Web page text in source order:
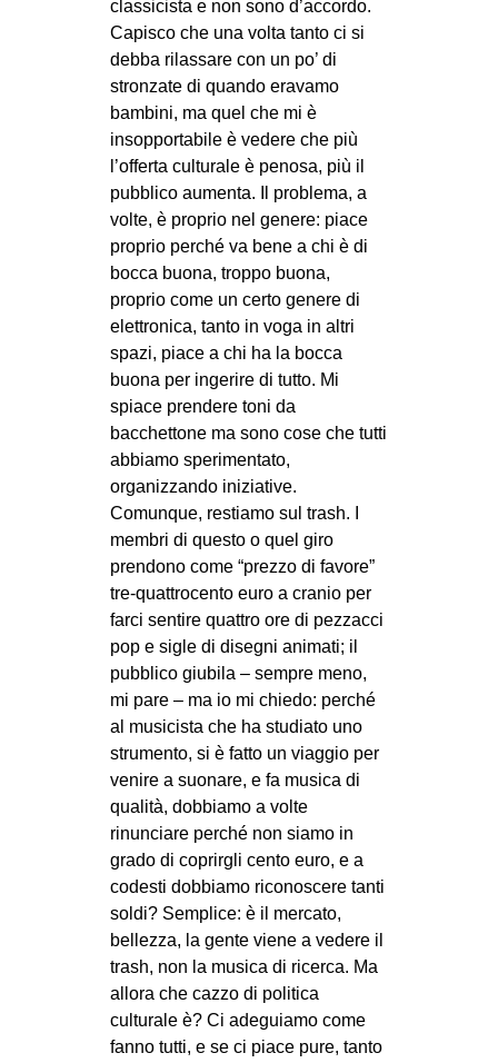
classicista e non sono d’accordo.
Capisco che una volta tanto ci si
debba rilassare con un po’ di
stronzate di quando eravamo
bambini, ma quel che mi è
insopportabile è vedere che più
l’offerta culturale è penosa, più il
pubblico aumenta. Il problema, a
volte, è proprio nel genere: piace
proprio perché va bene a chi è di
bocca buona, troppo buona,
proprio come un certo genere di
elettronica, tanto in voga in altri
spazi, piace a chi ha la bocca
buona per ingerire di tutto. Mi
spiace prendere toni da
bacchettone ma sono cose che tutti
abbiamo sperimentato,
organizzando iniziative.
Comunque, restiamo sul trash. I
membri di questo o quel giro
prendono come “prezzo di favore”
tre-quattrocento euro a cranio per
farci sentire quattro ore di pezzacci
pop e sigle di disegni animati; il
pubblico giubila – sempre meno,
mi pare – ma io mi chiedo: perché
al musicista che ha studiato uno
strumento, si è fatto un viaggio per
venire a suonare, e fa musica di
qualità, dobbiamo a volte
rinunciare perché non siamo in
grado di coprirgli cento euro, e a
codesti dobbiamo riconoscere tanti
soldi? Semplice: è il mercato,
bellezza, la gente viene a vedere il
trash, non la musica di ricerca. Ma
allora che cazzo di politica
culturale è? Ci adeguiamo come
fanno tutti, e se ci piace pure, tanto